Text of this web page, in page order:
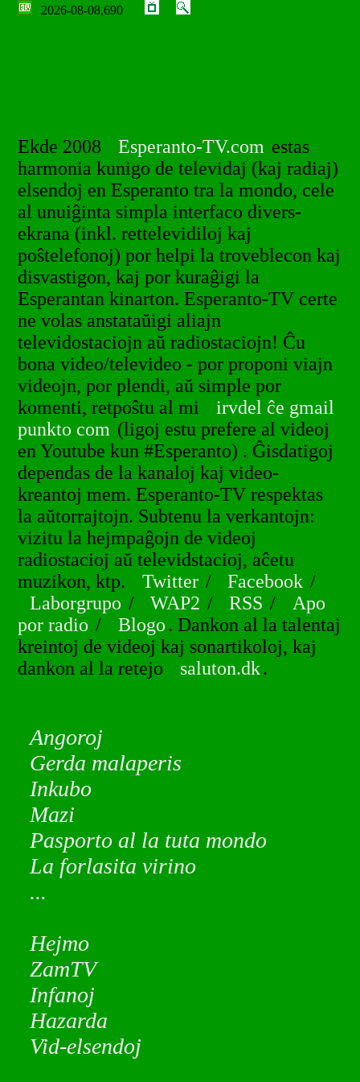
2026-08-08,690
Ekde 2008 Esperanto-TV.com estas
harmonia kunigo de televidaj (kaj radiaj)
elsendoj en Esperanto tra la mondo, cele
al unuiĝinta simpla interfaco divers-
ekrana (inkl. rettelevidiloj kaj
poŝtelefonoj) por helpi la troveblecon kaj
disvastigon, kaj por kuraĝigi la
Esperantan kinarton. Esperanto-TV certe
ne volas anstataŭigi aliajn
televidostaciojn aŭ radiostaciojn! Ĉu
bona video/televideo - por proponi viajn
videojn, por plendi, aŭ simple por
komenti, retpoŝtu al mi
irvdel ĉe gmail
punkto com (ligoj estu prefere al videoj
en Youtube kun #Esperanto) . Ĝisdatigoj
dependas de la kanaloj kaj video-
kreantoj mem. Esperanto-TV respektas
la aŭtorrajtojn. Subtenu la verkantojn:
vizitu la hejmpaĝojn de videoj
radiostacioj aŭ televidstacioj, aĉetu
muzikon, ktp.
Twitter / Facebook /
Laborgrupo / WAP2 / RSS /
Apo
por radio / Blogo. Dankon al la talentaj
kreintoj de videoj kaj sonartikoloj, kaj
dankon al la retejo
saluton.dk.
Angoroj
Gerda malaperis
Inkubo
Mazi
Pasporto al la tuta mondo
La forlasita virino
...
Hejmo
ZamTV
Infanoj
Hazarda
Vid-elsendoj